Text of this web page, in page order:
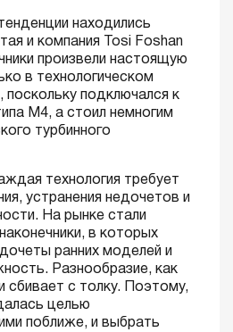
находились
и компания Tosi Foshan
произвели настоящую
в технологическом
поскольку подключался к
M4, а стоил немногим
турбинного
технология требует
устранения недочетов и
На рынке стали
в которых
ранних моделей и
Разнообразие, как
сбивает с толку. Поэтому,
целью
поближе, и выбрать